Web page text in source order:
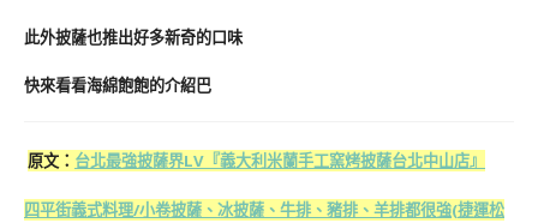
此外披薩也推出好多新奇的口味
快來看看海綿飽飽的介紹巴
原文： 台北最強披薩界LV『義大利米蘭手工窯烤披薩台北中山店』
四平街義式料理/小卷披薩、冰披薩、牛排、豬排、羊排都很強(捷運松